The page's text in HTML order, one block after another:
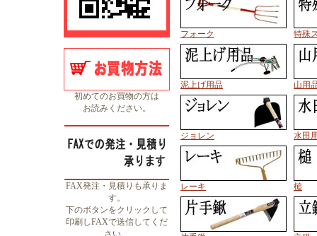
初めてのお買物の方は
お読みください。
FAX発注・見積りも承りま
す。
下のボタンをクリックして
印刷しFAXで送信してくだ
さい。
フォーク 特殊
泥上げ用品 山用
ジョレン 水田
レーキ 槌